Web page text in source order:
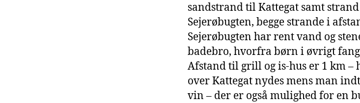
sandstrand til Kattegat samt
Sejerøbugten, begge strande i
Sejerøbugten har rent vand og
badebro, hvorfra børn i øvrigt
Afstand til grill og is-hus er 1 km –
over Kattegat nydes mens man
vin – der er også mulighed for en